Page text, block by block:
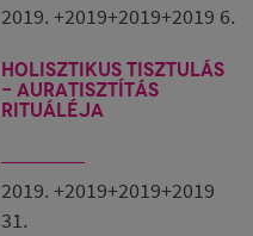
2019. +2019+2019+2019 6.
Holisztikus tisztulás
- Auratisztítás
rituáléja
2019. +2019+2019+2019
31.